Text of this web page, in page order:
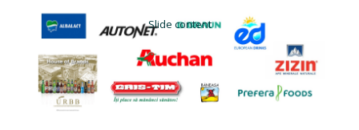
Slide content